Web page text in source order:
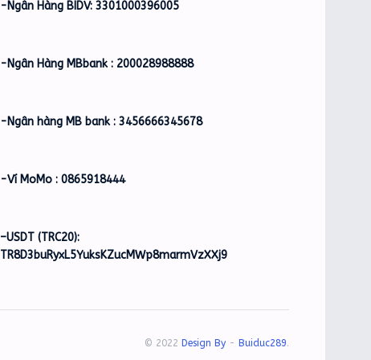
-Ngân Hàng BIDV: 3301000396005
-Ngân Hàng MBbank : 200028988888
-Ngân hàng MB bank : 3456666345678
-Ví MoMo : 0865918444
–USDT (TRC20):
TR8D3buRyxL5YuksKZucMWp8marmVzXXj9
© 2022 Design By - Buiduc289.